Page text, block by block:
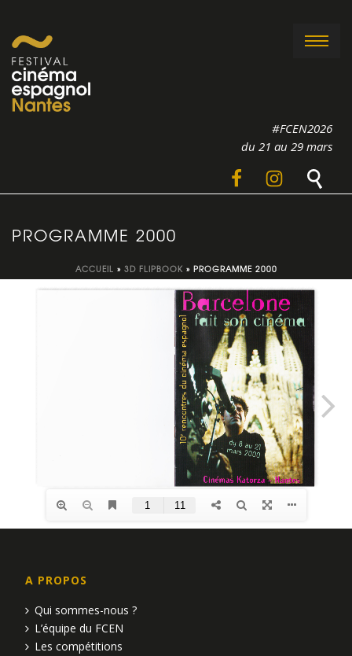
#FCEN2026
du 21 au 29 mars
PROGRAMME 2000
ACCUEIL » 3D FLIPBOOK » PROGRAMME 2000
A PROPOS
Qui sommes-nous ?
L’équipe du FCEN
Les compétitions